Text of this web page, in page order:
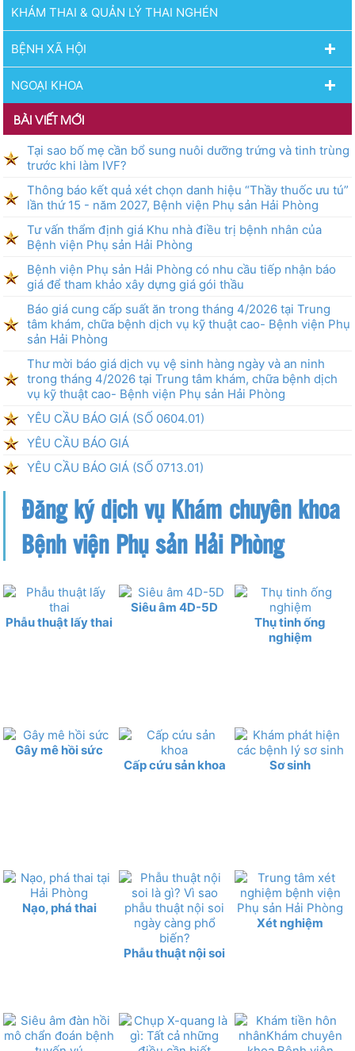
KHÁM THAI & QUẢN LÝ THAI NGHÉN
BỆNH XÃ HỘI
NGOẠI KHOA
BÀI VIẾT MỚI
Tại sao bố mẹ cần bổ sung nuôi dưỡng trứng và tinh trùng
trước khi làm IVF?
Thông báo kết quả xét chọn danh hiệu “Thầy thuốc ưu tú”
lần thứ 15 - năm 2027, Bệnh viện Phụ sản Hải Phòng
Tư vấn thẩm định giá Khu nhà điều trị bệnh nhân của
Bệnh viện Phụ sản Hải Phòng
Bệnh viện Phụ sản Hải Phòng có nhu cầu tiếp nhận báo
giá để tham khảo xây dựng giá gói thầu
Báo giá cung cấp suất ăn trong tháng 4/2026 tại Trung
tâm khám, chữa bệnh dịch vụ kỹ thuật cao- Bệnh viện Phụ
sản Hải Phòng
Thư mời báo giá dịch vụ vệ sinh hàng ngày và an ninh
trong tháng 4/2026 tại Trung tâm khám, chữa bệnh dịch
vụ kỹ thuật cao- Bệnh viện Phụ sản Hải Phòng
YÊU CẦU BÁO GIÁ (SỐ 0604.01)
YÊU CẦU BÁO GIÁ
YÊU CẦU BÁO GIÁ (SỐ 0713.01)
Đăng ký dịch vụ Khám chuyên khoa
Bệnh viện Phụ sản Hải Phòng
Phẫu thuật lấy thai
Siêu âm 4D-5D
Thụ tinh ống
nghiệm
Gây mê hồi sức
Cấp cứu sản khoa
Sơ sinh
Nạo, phá thai
Phẫu thuật nội soi
Xét nghiệm